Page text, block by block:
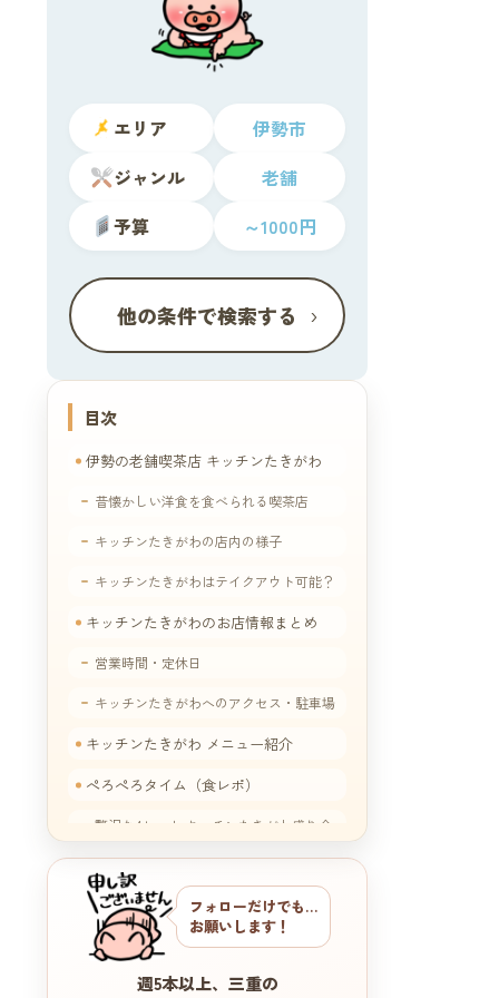
エリア
伊勢市
ジャンル
老舗
予算
～1000円
他の条件で検索する ›
目次
伊勢の老舗喫茶店 キッチンたきがわ
昔懐かしい洋食を食べられる喫茶店
キッチンたきがわの店内の様子
キッチンたきがわはテイクアウト可能？
キッチンたきがわのお店情報まとめ
営業時間・定休日
キッチンたきがわへのアクセス・駐車場
キッチンたきがわ メニュー紹介
ぺろぺろタイム（食レポ）
贅沢な4セット キッチンたきがわ盛り合
フォローだけでも…
お願いします！
週5本以上、三重の